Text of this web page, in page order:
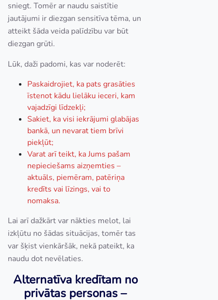
sniegt. Tomēr ar naudu saistītie
jautājumi ir diezgan sensitīva tēma, un
atteikt šāda veida palīdzību var būt
diezgan grūti.
Lūk, daži padomi, kas var noderēt:
Paskaidrojiet, ka pats grasāties
īstenot kādu lielāku ieceri, kam
vajadzīgi līdzekļi;
Sakiet, ka visi iekrājumi glabājas
bankā, un nevarat tiem brīvi
piekļūt;
Varat arī teikt, ka Jums pašam
nepieciešams aizņemties –
aktuāls, piemēram, patēriņa
kredīts vai līzings, vai to
nomaksa.
Lai arī dažkārt var nākties melot, lai
izkļūtu no šādas situācijas, tomēr tas
var šķist vienkāršāk, nekā pateikt, ka
naudu dot nevēlaties.
Alternatīva kredītam no
privātas personas –